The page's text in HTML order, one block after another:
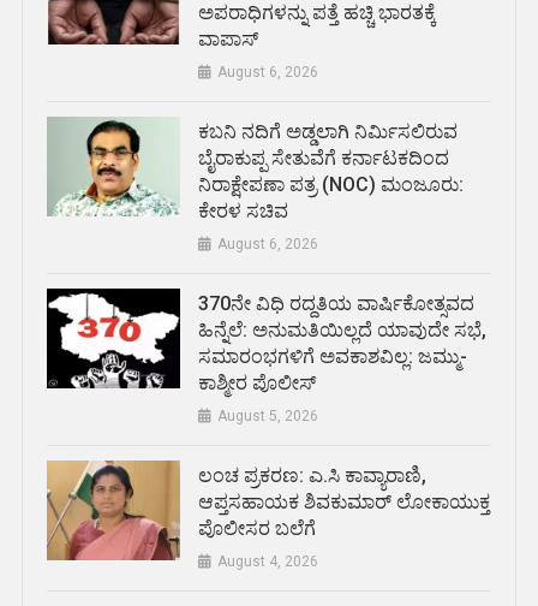
ಅಪರಾಧಿಗಳನ್ನು ಪತ್ತೆ ಹಚ್ಚಿ ಭಾರತಕ್ಕೆ
ವಾಪಾಸ್
August 6, 2026
ಕಬನಿ ನದಿಗೆ ಅಡ್ಡಲಾಗಿ ನಿರ್ಮಿಸಲಿರುವ
ಬೈರಾಕುಪ್ಪ ಸೇತುವೆಗೆ ಕರ್ನಾಟಕದಿಂದ
ನಿರಾಕ್ಷೇಪಣಾ ಪತ್ರ (NOC) ಮಂಜೂರು:
ಕೇರಳ ಸಚಿವ
August 6, 2026
370ನೇ ವಿಧಿ ರದ್ದತಿಯ ವಾರ್ಷಿಕೋತ್ಸವದ
ಹಿನ್ನೆಲೆ: ಅನುಮತಿಯಿಲ್ಲದೆ ಯಾವುದೇ ಸಭೆ,
ಸಮಾರಂಭಗಳಿಗೆ ಅವಕಾಶವಿಲ್ಲ: ಜಮ್ಮು-
ಕಾಶ್ಮೀರ ಪೊಲೀಸ್
August 5, 2026
ಲಂಚ ಪ್ರಕರಣ: ಎ.ಸಿ ಕಾವ್ಯಾರಾಣಿ,
ಆಪ್ತಸಹಾಯಕ ಶಿವಕುಮಾರ್‌ ಲೋಕಾಯುಕ್ತ
ಪೊಲೀಸರ ಬಲೆಗೆ
August 4, 2026